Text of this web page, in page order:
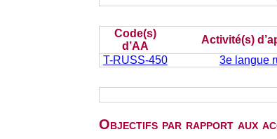
Code(s)
d’AA
Activité(s)
T-RUSS-450
3e langue
Objectifs par rapport aux